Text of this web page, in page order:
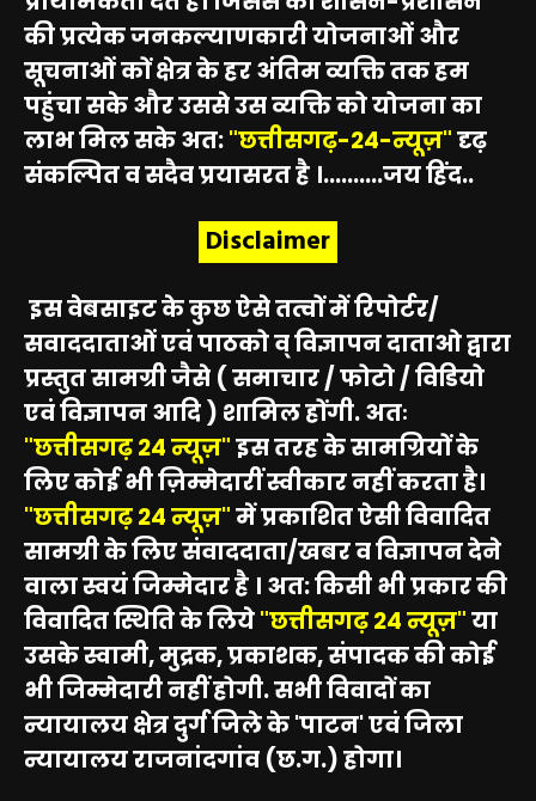
की प्रत्येक जनकल्याणकारी योजनाओं और
सूचनाओं कों क्षेत्र के हर अंतिम व्यक्ति तक हम
पहुंचा सके और उससे उस व्यक्ति को योजना का
लाभ मिल सके अत:"छत्तीसगढ़-24-न्यूज़"दृढ़
संकल्पित व सदैव प्रयासरत है ।..........जय हिंद..
Disclaimer
इस वेबसाइट के कुछ ऐसे तत्वों में रिपोर्टर/
सवाददाताओं एवं पाठको व् विज्ञापन दाताओ द्वारा
प्रस्तुत सामग्री जैसे ( समाचार / फोटो / विडियो
एवं विज्ञापन आदि ) शामिल होंगी. अतः
"छत्तीसगढ़ 24 न्यूज़"इस तरह के सामग्रियों के
लिए कोई भी ज़िम्मेदारीं स्वीकार नहीं करता है।
"छत्तीसगढ़ 24 न्यूज़"में प्रकाशित ऐसी विवादित
सामग्री के लिए संवाददाता/खबर व विज्ञापन देने
वाला स्वयं जिम्मेदार है । अत: किसी भी प्रकार की
विवादित स्थिति के लिये"छत्तीसगढ़ 24 न्यूज़"या
उसके स्वामी, मुद्रक, प्रकाशक, संपादक की कोई
भी जिम्मेदारी नहीं होगी. सभी विवादों का
न्यायालय क्षेत्र दुर्ग जिले के 'पाटन' एवं जिला
न्यायालय राजनांदगांव (छ.ग.) होगा।